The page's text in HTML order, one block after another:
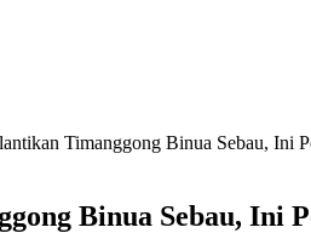
Timanggong Binua Sebau, Ini
Binua Sebau, Ini